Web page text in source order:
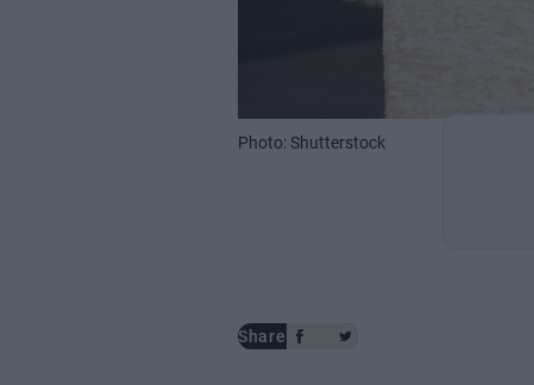
Photo: Shutterstock
Share